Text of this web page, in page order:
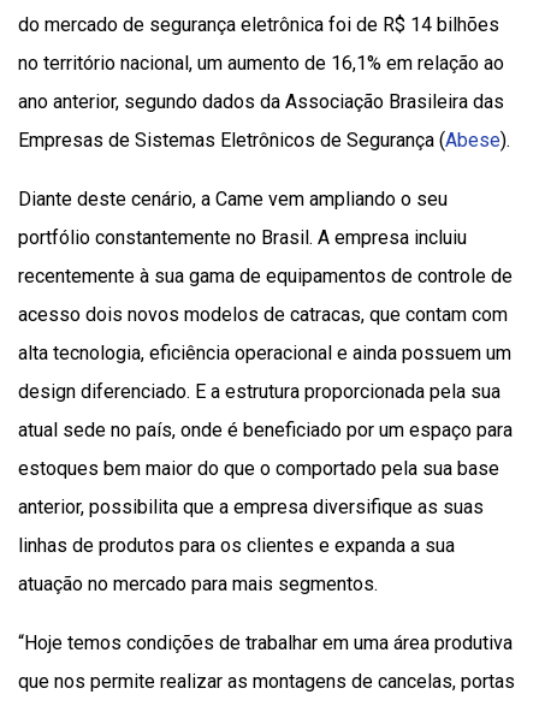
do mercado de segurança eletrônica foi de R$ 14 bilhões
no território nacional, um aumento de 16,1% em relação ao
ano anterior, segundo dados da Associação Brasileira das
Empresas de Sistemas Eletrônicos de Segurança (Abese).
Diante deste cenário, a Came vem ampliando o seu
portfólio constantemente no Brasil. A empresa incluiu
recentemente à sua gama de equipamentos de controle de
acesso dois novos modelos de catracas, que contam com
alta tecnologia, eficiência operacional e ainda possuem um
design diferenciado. E a estrutura proporcionada pela sua
atual sede no país, onde é beneficiado por um espaço para
estoques bem maior do que o comportado pela sua base
anterior, possibilita que a empresa diversifique as suas
linhas de produtos para os clientes e expanda a sua
atuação no mercado para mais segmentos.
“Hoje temos condições de trabalhar em uma área produtiva
que nos permite realizar as montagens de cancelas, portas